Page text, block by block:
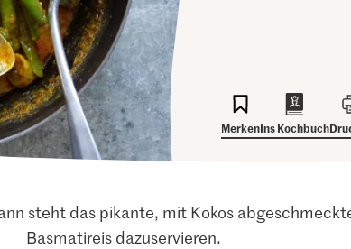
MerkenIns Kochbuch
steht das pikante, mit Kokos
Basmatireis dazuservieren.